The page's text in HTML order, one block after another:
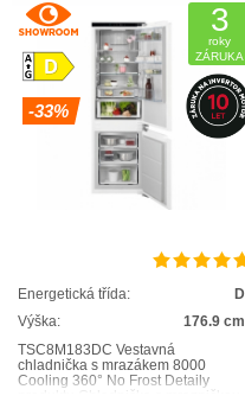
-33%
3
roky
ZÁRUKA
Energetická třída:
D
Výška:
176.9 cm
TSC8M183DC Vestavná
chladnička s mrazákem 8000
Cooling 360° No Frost Detaily